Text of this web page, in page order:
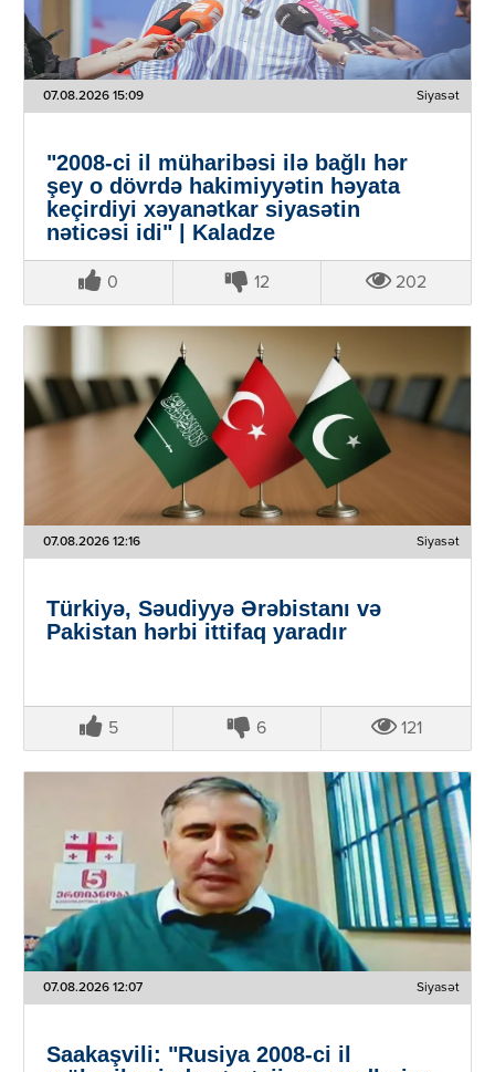
07.08.2026 15:09 Siyasət
"2008-ci il müharibəsi ilə bağlı hər
şey o dövrdə hakimiyyətin həyata
keçirdiyi xəyanətkar siyasətin
nəticəsi idi" | Kaladze
0 12 202
07.08.2026 12:16 Siyasət
Türkiyə, Səudiyyə Ərəbistanı və
Pakistan hərbi ittifaq yaradır
5 6 121
07.08.2026 12:07 Siyasət
Saakaşvili: "Rusiya 2008-ci il